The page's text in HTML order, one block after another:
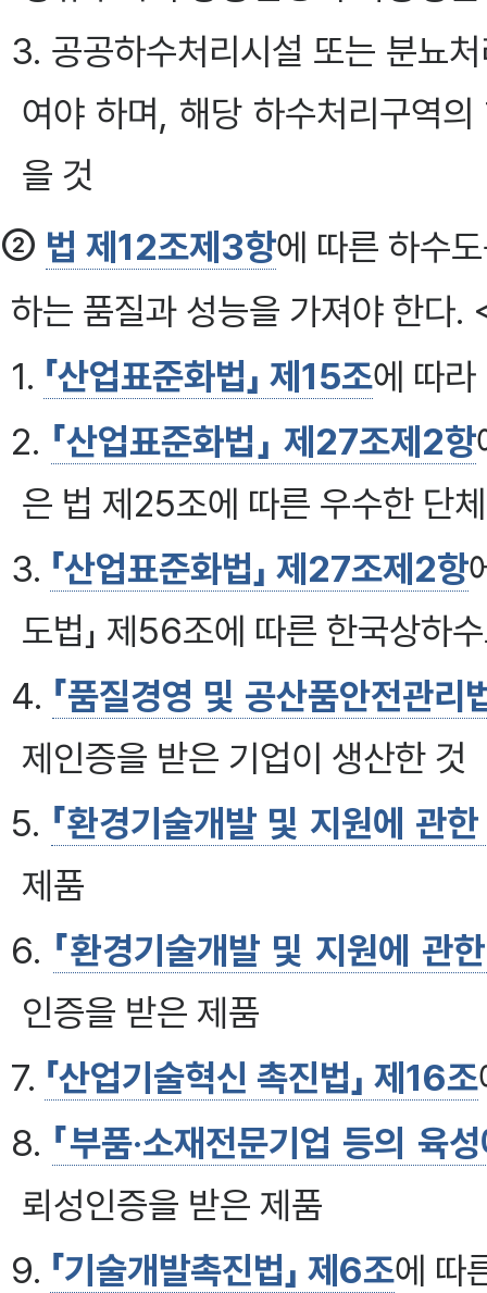
3. 공공하수처리시설 또는 분뇨
여야 하며, 해당 하수처리구역
을 것
② 법 제12조제3항에 따른 하수
하는 품질과 성능을 가져야 한다
1. 「산업표준화법」 제15조에 따
2. 「산업표준화법」 제27조제2항
은 법 제25조에 따른 우수한 단
3. 「산업표준화법」 제27조제2항
도법」 제56조에 따른 한국상하
4. 「품질경영 및 공산품안전관리
제인증을 받은 기업이 생산한 것
5. 「환경기술개발 및 지원에 관
제품
6. 「환경기술개발 및 지원에 관
인증을 받은 제품
7. 「산업기술혁신 촉진법」 제16조
8. 「부품·소재전문기업 등의 육
뢰성인증을 받은 제품
9. 「기술개발촉진법」 제6조에 따